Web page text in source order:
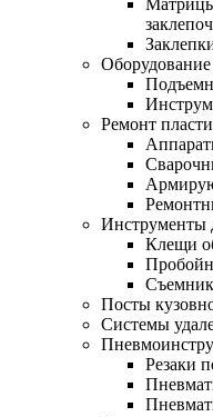
Оборудование
Ремонт
Инструменты
Клещи
Посты
Системы
Резаки